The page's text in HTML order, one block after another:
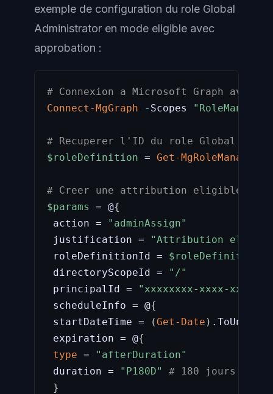
exemple de configuration du role Global
Administrator en mode eligible avec
approbation :
# Connexion a Microsoft Graph avec
Connect-MgGraph
- Scopes
# Recuperer l'ID du role Global
$roleDefinition = Get-
# Creer une attribution eligible
$params
= @{
action =
"adminAssign"
justification =
"Attribution
roleDefinitionId = $roleDefinition
directoryScopeId =
"/"
principalId =
"xxxxxxxx-xxxx-xxxx-
scheduleInfo = @{
startDateTime =
(Get-Date ) .
expiration = @{
type =
"afterDuration"
duration =
"P180D"
# 180 jours = 6
}